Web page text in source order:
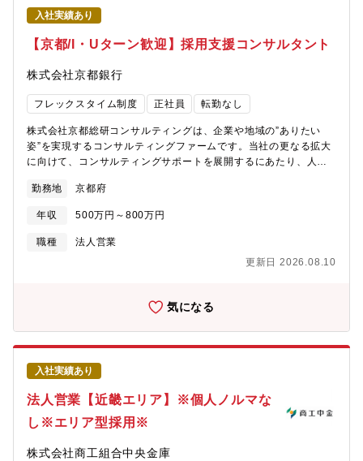
多様な人財の採用に向けて、経験者採用を積極的に実施してきて
す。・2022年度：12％、2023年度：8％、2024年度：20％
層別・業種別）・行外派遣 行内外へのトレーニー活用あり 多様化
励（CFP,AFP,FP1/2級等） ※報奨金等の支給有 企業内学校「京
あり）
だからこそできるDX支援”があります。ぜひ私たちと、中堅・中小
企業に対するデジタル化支援を通じた、地域経済活性化の実現を
目指しましょう！【募集部門】DXコンサルタント【事業の特徴】
当行では、「広域型地方銀行」を標榜した広域化戦略を推進して
きたことにより、店舗ネットワークが近畿2府3県（京都府、大阪
府、滋賀県、兵庫県、奈良県）、愛知県、東京都にまで広がり、
各店舗がそれぞれの地域を「地元」とする地域に根ざした活動を
展開しております。【事業の強み】・預金、譲渡性預金…これま
での歴史から、挑戦し続けることにより、全国の地銀トップ10に
入るまで成長しています。・店舗数…2000年以降、店舗は50ヶ店
以上新設し、全国174ヶ所とネットワークを拡充しています。・連
な基準である4％を大きく上回っています。・格付け…安全性、健
タンダード＆プアーズ社A-と、上位に位置する格付けを取得して
います。【現在の挑戦】京都府は、都道府県内企業に占める創業
に、世界から注目されるベンチャー企業が集まる非常に魅力的な
客様と共に成長し、名だたる京都企業からの良質な配当金収入も
あり、株式含み益が地方銀行内でトップクラスとなっておりま
す。当行の一番の強みはリスクに対応し得る強固な財政基盤であ
り、銀行に求められる役割が多様に変化する中でお客様に多様な
ソリューションをご提案するべく、新たな挑戦を起こしていきま
す。2023年10月に京都フィナンシャルグループを設立し、既存グ
ループ会社の事業再構築や新しい事業会社の設立、さらに他社の
買収など、グループストラクチャーの強化を通じたシナジー効果
発揮を目指して、新たな挑戦を続けています【定年】定年60歳
舗削減のイメージもあるかと思いますが当行はお客様の接点は非
入社実績あり
【京都/I・Uターン歓迎】採用支援コンサルタント
株式会社京都銀行
フレックスタイム制度 正社員 転勤なし
株式会社京都総研コンサルティングは、企業や地域の”ありたい
姿”を実現するコンサルティングファームです。当社の更なる拡大
に向けて、コンサルティングサポートを展開するにあたり、人材
力地方銀行である京都銀行のグループ企業である当社にて、京都
銀行取引先に人材紹介支援のコンサルティング業務を行っていた
だきます。具体的に；・京都銀行から取引先の人材課題が上がっ
てきます。【例】 ・営業戦略を考える人材がほしい・生産性向
してくれる人材がほしい・今までの募集では人材が採用できな
ヒアリングし、求人票を作成したうえで提携している複数の人材
会社から支援に適した人材会社を紹介します。求人以外の経営課
題については、他のコンサルタントにつないでいただくことにな
ります。・紹介する人材会社には求人ニーズの詳細を情報提供す
ることにより、ミスマッチのない人材確保の支援を行います。※
取引との面談はオンランで行う場合と訪問する場合と両方ありま
す。訪問エリアは関西エリアです。【組織構成】管理者1名、営業
1名、事務1名の計3名。毎月約70件ほど取引先の課題が上がって
くるので、全員で分担して人材の紹介支援活動を行っています。
大半であり、京都府を中心に大阪・滋賀・兵庫の中堅・中小企業
勤務地 京都府
年収 500万円～800万円
職種
法人営業
更新日 2026.08.10
気になる
入社実績あり
法人営業【近畿エリア】※個人ノルマな
し※エリア型採用※
株式会社商工組合中央金庫